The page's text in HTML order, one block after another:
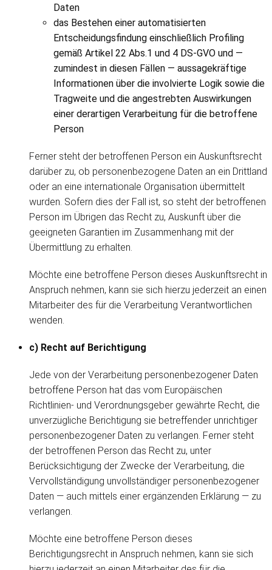
Daten
das Bestehen einer automatisierten
Entscheidungsfindung einschließlich Profiling
gemäß Artikel 22 Abs.1 und 4 DS-GVO und —
zumindest in diesen Fällen — aussagekräftige
Informationen über die involvierte Logik sowie die
Tragweite und die angestrebten Auswirkungen
einer derartigen Verarbeitung für die betroffene
Person
Ferner steht der betroffenen Person ein Auskunftsrecht
darüber zu, ob personenbezogene Daten an ein Drittland
oder an eine internationale Organisation übermittelt
wurden. Sofern dies der Fall ist, so steht der betroffenen
Person im Übrigen das Recht zu, Auskunft über die
geeigneten Garantien im Zusammenhang mit der
Übermittlung zu erhalten.
Möchte eine betroffene Person dieses Auskunftsrecht in
Anspruch nehmen, kann sie sich hierzu jederzeit an einen
Mitarbeiter des für die Verarbeitung Verantwortlichen
wenden.
c) Recht auf Berichtigung
Jede von der Verarbeitung personenbezogener Daten
betroffene Person hat das vom Europäischen
Richtlinien- und Verordnungsgeber gewährte Recht, die
unverzügliche Berichtigung sie betreffender unrichtiger
personenbezogener Daten zu verlangen. Ferner steht
der betroffenen Person das Recht zu, unter
Berücksichtigung der Zwecke der Verarbeitung, die
Vervollständigung unvollständiger personenbezogener
Daten — auch mittels einer ergänzenden Erklärung — zu
verlangen.
Möchte eine betroffene Person dieses
Berichtigungsrecht in Anspruch nehmen, kann sie sich